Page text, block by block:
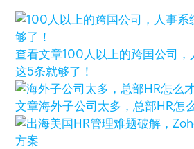
查看文章100人以上的跨国公司，
这5条就够了！
文章海外子公司太多，总部HR怎